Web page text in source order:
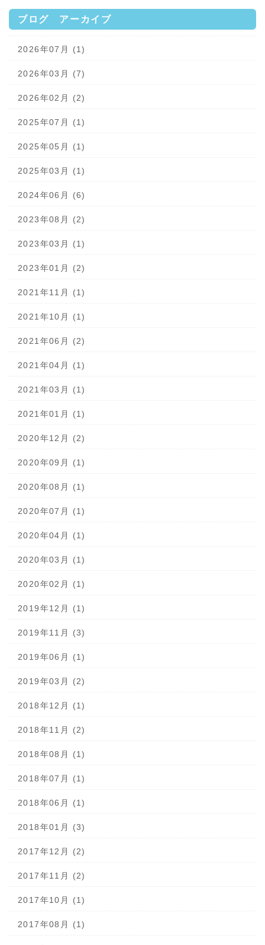
ブログ アーカイブ
2026年07月 (1)
2026年03月 (7)
2026年02月 (2)
2025年07月 (1)
2025年05月 (1)
2025年03月 (1)
2024年06月 (6)
2023年08月 (2)
2023年03月 (1)
2023年01月 (2)
2021年11月 (1)
2021年10月 (1)
2021年06月 (2)
2021年04月 (1)
2021年03月 (1)
2021年01月 (1)
2020年12月 (2)
2020年09月 (1)
2020年08月 (1)
2020年07月 (1)
2020年04月 (1)
2020年03月 (1)
2020年02月 (1)
2019年12月 (1)
2019年11月 (3)
2019年06月 (1)
2019年03月 (2)
2018年12月 (1)
2018年11月 (2)
2018年08月 (1)
2018年07月 (1)
2018年06月 (1)
2018年01月 (3)
2017年12月 (2)
2017年11月 (2)
2017年10月 (1)
2017年08月 (1)